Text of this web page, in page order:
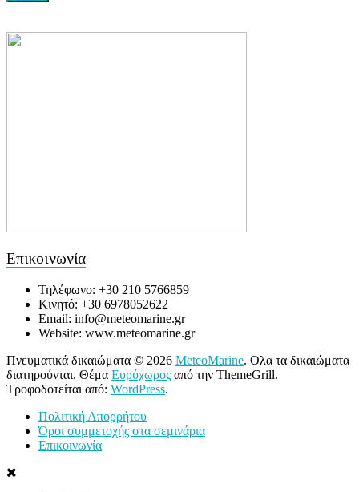
Επικοινωνία
Τηλέφωνο: +30 210 5766859
Κινητό: +30 6978052622
Email: info@meteomarine.gr
Website: www.meteomarine.gr
Πνευματικά δικαιώματα © 2026 MeteoMarine. Ολα τα δικαιώματα
διατηρούνται. Θέμα Ευρύχωρος από την ThemeGrill.
Τροφοδοτείται από: WordPress.
Πολιτική Απορρήτου
Όροι συμμετοχής στα σεμινάρια
Επικοινωνία